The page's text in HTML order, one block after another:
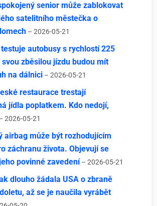
senior může zablokovat
satelitního městečka o
– 2026-05-21
autobusy s rychlostí 225
zběsilou jízdu budou mít
na dálnici – 2026-05-21
restaurace trestají
jídla poplatkem. Kdo nedojí,
2026-05-21
airbag může být rozhodujícím
záchranu života. Objevují se
povinné zavedení – 2026-05-21
dlouho žádala USA o zbraně
až se je naučila vyrábět